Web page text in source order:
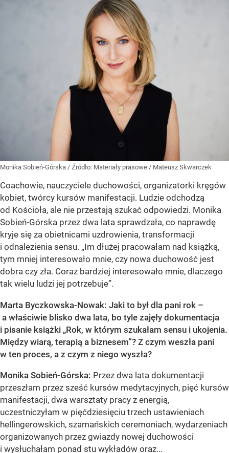
Monika Sobień-Górska / Źródło: Materiały prasowe / Mateusz Skwarczek
Coachowie, nauczyciele duchowości, organizatorki kręgów
kobiet, twórcy kursów manifestacji. Ludzie odchodzą
od Kościoła, ale nie przestają szukać odpowiedzi. Monika
Sobień-Górska przez dwa lata sprawdzała, co naprawdę
kryje się za obietnicami uzdrowienia, transformacji
i odnalezienia sensu. „Im dłużej pracowałam nad książką,
tym mniej interesowało mnie, czy nowa duchowość jest
dobra czy zła. Coraz bardziej interesowało mnie, dlaczego
tak wielu ludzi jej potrzebuje”.
Marta Byczkowska-Nowak: Jaki to był dla pani rok –
a właściwie blisko dwa lata, bo tyle zajęły dokumentacja
i pisanie książki „Rok, w którym szukałam sensu i ukojenia.
Między wiarą, terapią a biznesem”? Z czym weszła pani
w ten proces, a z czym z niego wyszła?
Monika Sobień-Górska: Przez dwa lata dokumentacji
przeszłam przez sześć kursów medytacyjnych, pięć kursów
manifestacji, dwa warsztaty pracy z energią,
uczestniczyłam w pięćdziesięciu trzech ustawieniach
hellingerowskich, szamańskich ceremoniach, wydarzeniach
organizowanych przez gwiazdy nowej duchowości
i wysłuchałam ponad stu wykładów oraz...